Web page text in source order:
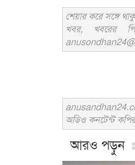
শেয়ার করে সঙ্গে
খবর, খবরের
অডিও কনটেন্ট
আরও পড়ুন